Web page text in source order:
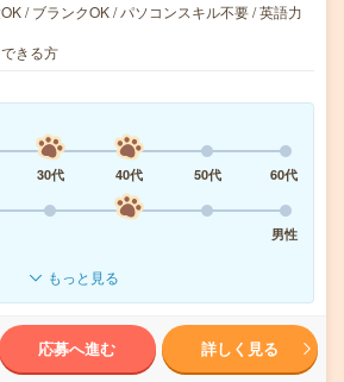
/ ブランクOK / パソコンスキル不要 / 英語力
きる方
30代 40代 50代
60代
男性
もっと見る
応募へ進む 詳しく見る